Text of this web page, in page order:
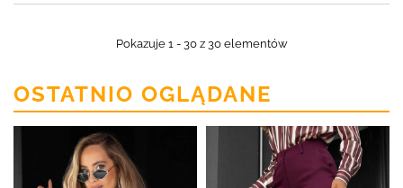
Pokazuje 1 - 30 z 30 elementów
OSTATNIO OGLĄDANE